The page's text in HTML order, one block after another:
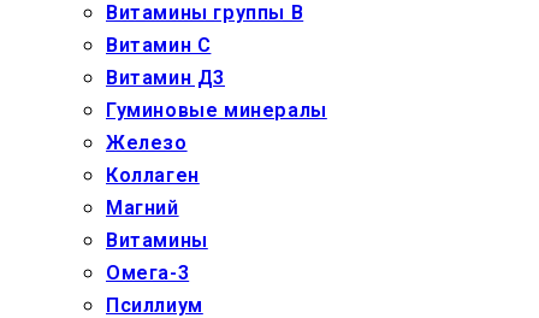
Витамины группы В
Витамин С
Витамин Д3
Гуминовые минералы
Железо
Коллаген
Магний
Витамины
Омега-3
Псиллиум